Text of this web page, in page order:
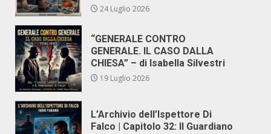
24 Luglio 2026
“GENERALE CONTRO
GENERALE. IL CASO DALLA
CHIESA” – di Isabella Silvestri
19 Luglio 2026
L’Archivio dell’Ispettore Di
Falco | Capitolo 32: Il Guardiano